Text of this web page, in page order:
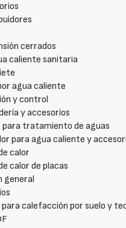
cerrados
caliente sanitaria
agua caliente
y control
y accesorios
para tratamiento de aguas
para agua caliente y
calor
calor de placas
general
para calefacción por suelo y